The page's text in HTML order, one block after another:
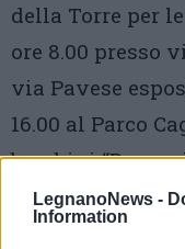
LegnanoNews -
Information
della Torre per
ore 8.00 presso
via Pavese
16.00 al Parco
bambini “Buon
finale, alle
Luna Park) uno